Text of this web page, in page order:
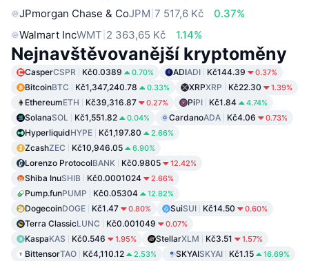
JPmorgan Chase & CoJPM 7 517,6 Kč
0.37%
Walmart IncWMT 2 363,65 Kč 1.14%
Nejnavštěvovanější kryptoměny
CasperCSPR Kč0.0389 0.70% ADIADI Kč144.39 0.37%
BitcoinBTC Kč1,347,240.78 0.33% XRPXRP Kč22.30 1.39%
EthereumETH Kč39,316.87 0.27% PiPI Kč1.84 4.74%
SolanaSOL Kč1,551.82 0.04% CardanoADA Kč4.06 0.73%
HyperliquidHYPE Kč1,197.80 2.66%
ZcashZEC Kč10,946.05 6.90%
Lorenzo ProtocolBANK Kč0.9805 12.42%
Shiba InuSHIB Kč0.0001024 2.66%
Pump.funPUMP Kč0.05304 12.82%
DogecoinDOGE Kč1.47 0.80% SuiSUI Kč14.50 0.60%
Terra ClassicLUNC Kč0.001049 0.07%
KaspaKAS Kč0.546 1.95% StellarXLM Kč3.51 1.57%
BittensorTAO Kč4,110.12 2.53% SKYAISKYAI Kč1.15 16.69%